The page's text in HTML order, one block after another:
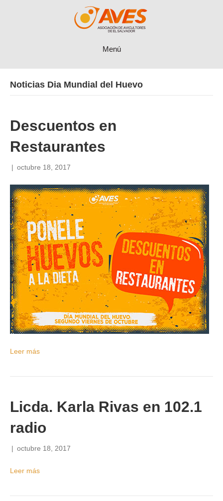
Menú
Noticias Dia Mundial del Huevo
Descuentos en
Restaurantes
| octubre 18, 2017
Leer más
Licda. Karla Rivas en 102.1
radio
| octubre 18, 2017
Leer más